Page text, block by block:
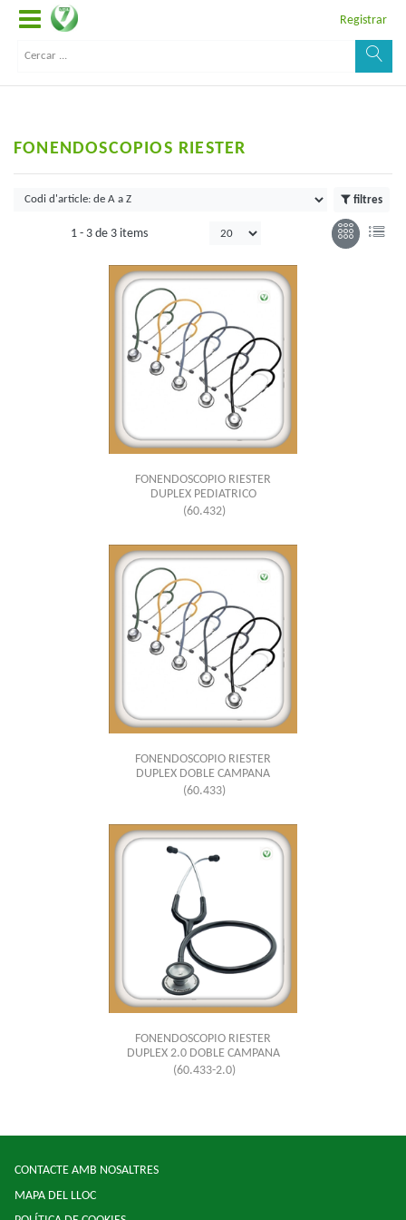
Registrar
FONENDOSCOPIOS RIESTER
filtres
1 - 3 de 3 items
FONENDOSCOPIO RIESTER
DUPLEX PEDIATRICO
(60.432)
FONENDOSCOPIO RIESTER
DUPLEX DOBLE CAMPANA
(60.433)
FONENDOSCOPIO RIESTER
DUPLEX 2.0 DOBLE CAMPANA
(60.433-2.0)
CONTACTE AMB NOSALTRES
MAPA DEL LLOC